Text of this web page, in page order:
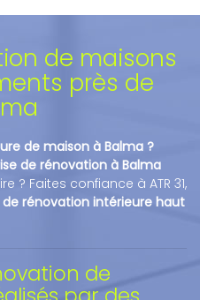
de maisons
près de
de maison à Balma ?
de rénovation à Balma
? Faites confiance à ATR 31,
rénovation intérieure haut
de